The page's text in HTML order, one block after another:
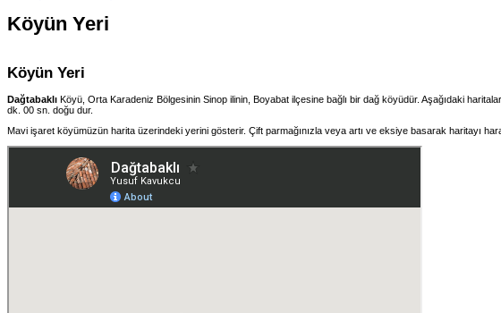
Köyün Yeri
Köyün Yeri
Dağtabaklı Köyü, Orta Karadeniz Bölgesinin Sinop ilinin, Boyabat ilçesine bağlı bir dağ köyüdür. Aşağıdaki
dk. 00 sn. doğu dur.
Mavi işaret köyümüzün harita üzerindeki yerini gösterir. Çift parmağınızla veya artı ve eksiye basarak haritayı